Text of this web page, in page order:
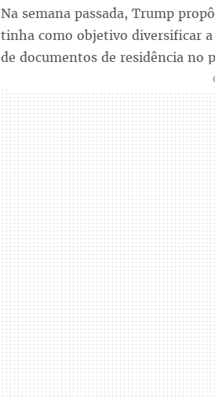
Na semana passada, Trump
tinha como objetivo diversificar
de documentos de residência no